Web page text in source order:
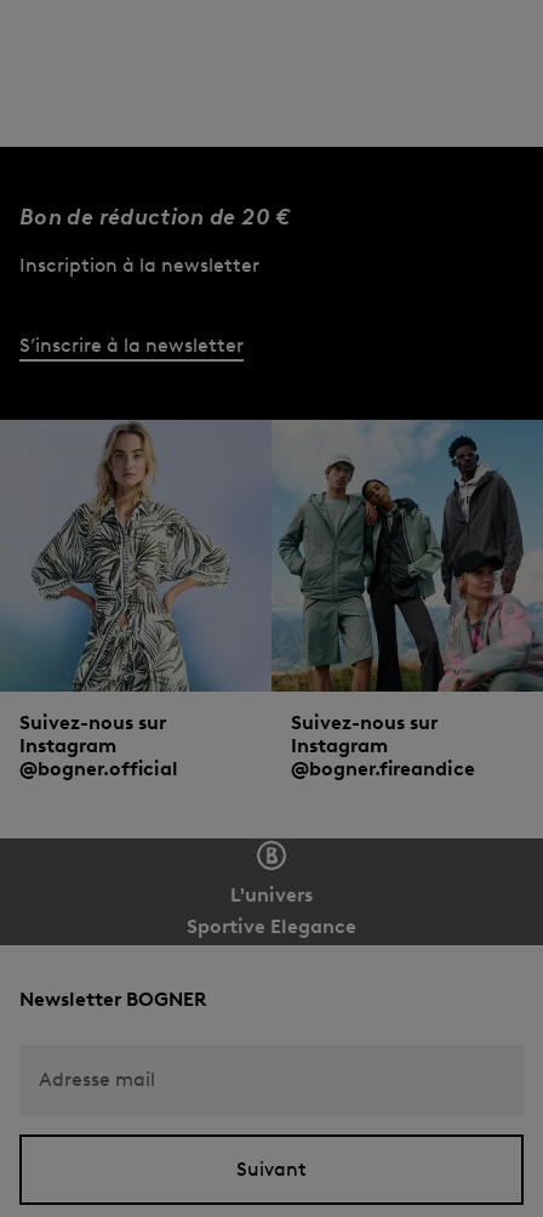
bogner.com
Disponible dans le DACH et 30 autres pays
Bon de réduction de 20 €
Inscription à la newsletter
S’inscrire à la newsletter
Suivez-nous sur
Instagram
@bogner.official
Suivez-nous sur
Instagram
@bogner.fireandice
L'univers
Sportive Elegance
Newsletter BOGNER
Adresse mail
Suivant